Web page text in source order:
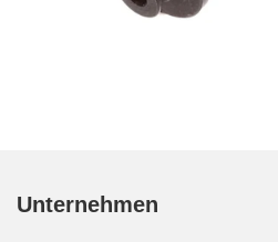
Unternehmen